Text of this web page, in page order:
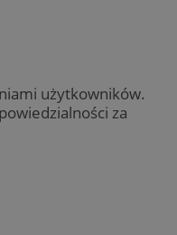
użytkowników.
za